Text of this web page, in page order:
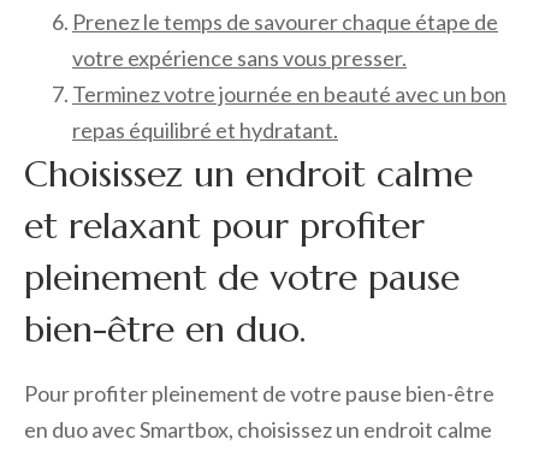
Prenez le temps de savourer chaque étape de
votre expérience sans vous presser.
Terminez votre journée en beauté avec un bon
repas équilibré et hydratant.
Choisissez un endroit calme
et relaxant pour profiter
pleinement de votre pause
bien-être en duo.
Pour profiter pleinement de votre pause bien-être
en duo avec Smartbox, choisissez un endroit calme